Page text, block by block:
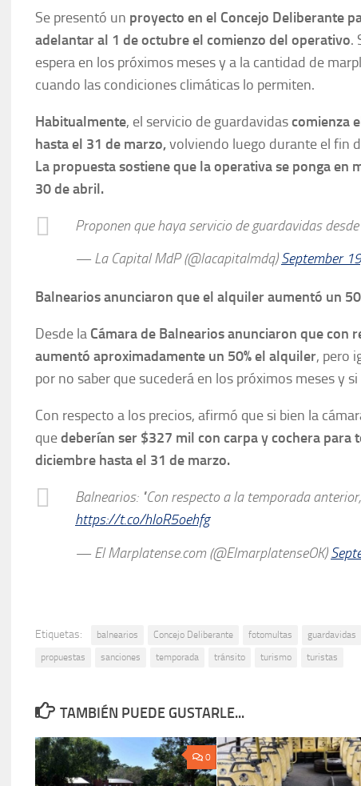
Se presentó un proyecto en el Concejo Deliberante
adelantar al 1 de octubre el comienzo del operativo.
espera en los próximos meses y a la cantidad de
cuando las condiciones climáticas lo permiten.
Habitualmente, el servicio de guardavidascomienza
hasta el 31 de marzo,volviendo luego durante el fin
La propuesta sostiene que la operativa se ponga en
30 de abril.
Proponen que haya servicio de guardavidas
— La Capital MdP (@lacapitalmdq)September
Balnearios anunciaron que el alquiler aumentó un
Desde la Cámara de Balnearios anunciaron que con
aumentó aproximadamente un 50% el alquiler, pero
por no saber que sucederá en los próximos meses y
Con respecto a los precios, afirmó que si bien la
quedeberían ser $327 mil con carpa y cochera para
diciembre hasta el 31 de marzo.
Balnearios: "Con respecto a la temporada
https://t.co/hIoR5oehfg
— El Marplatense.com (@ElmarplatenseOK)
Etiquetas: balnearios Concejo Deliberante fotomultas guardavidas
propuestas
sanciones temporada tránsito turismo turistas
TAMBIÉN PUEDE GUSTARLE...
0